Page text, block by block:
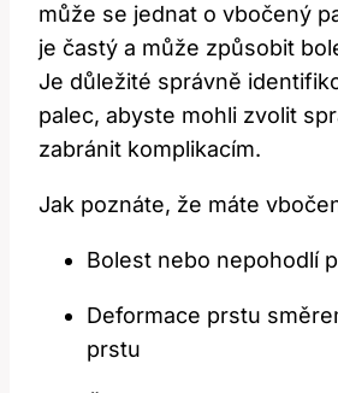
může se jednat o vbočený
je častý a může způsobit
Je důležité správně
palec, abyste mohli zvolit
zabránit komplikacím.
Jak poznáte, že máte
Bolest nebo nepohodlí
Deformace prstu
prstu